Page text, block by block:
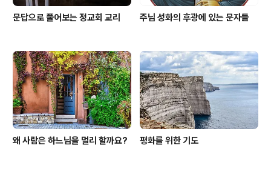
문답으로 풀어보는 정교회 교리 주님 성화의 후광에 있는 문자들
왜 사람은 하느님을 멀리 할까요? 평화를 위한 기도